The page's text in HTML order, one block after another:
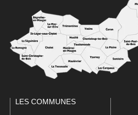
LES COMMUNES